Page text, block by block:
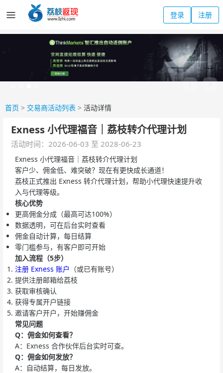
登录 注册
首页 > 交易商活动列表 > 活动详情
Exness 小代理福音｜荔枝转介代理计划
活动时间：2026-06-03 至 2028-06-23
Exness 小代理福音｜荔枝转介代理计划
客户少、佣金低、难突破？现在有更快成长通道！
荔枝正式推出 Exness 转介代理计划，帮助小代理快速提升收
入与代理等级。
核心优势
更高佣金分成（最高可达100%）
数据透明，可在后台实时查看
佣金自动计算，每日结算
零门槛参与，有客户即可开始
加入流程（5步）
注册 Exness 账户 （或已有账号）
提供注册邮箱给荔枝
获取审核确认
获得专属开户链接
邀请客户开户，开始赚佣金
常见问题
Q：佣金如何查看？
A：Exness 合作伙伴后台实时可查。
Q：佣金如何发放？
A：自动结算，每日发放。